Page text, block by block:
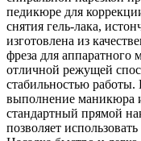
педикюре для
снятия гель-лака,
изготовлена из
фреза для аппаратного
отличной режущей
стабильностью работы.
выполнение маникюра
стандартный прямой
позволяет